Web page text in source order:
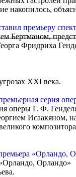
накопилось,
премьеру
Бертманом,
Фридриха
ХХI века.
серия
оперы Г. Ф.
Исаакяном,
«Орландо,
Орландо»